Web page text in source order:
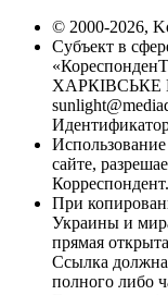
© 2000-2026,
Субъект в
ХАРКІВСЬКЕ
сайте,
При
Украины и
прямая
Ссылка должна
полного либо